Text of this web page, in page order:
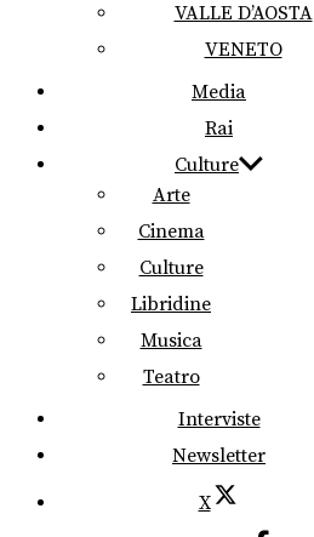
VALLE D’AOSTA
VENETO
Media
Rai
Culture
Arte
Cinema
Culture
Libridine
Musica
Teatro
Interviste
Newsletter
X